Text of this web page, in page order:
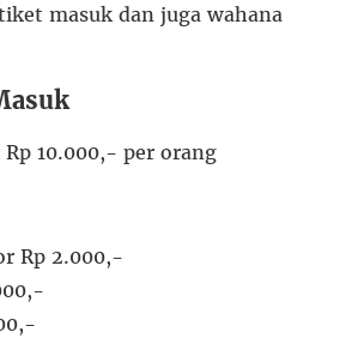
masuk dan juga wahana
10.000,- per orang
Rp 2.000,-